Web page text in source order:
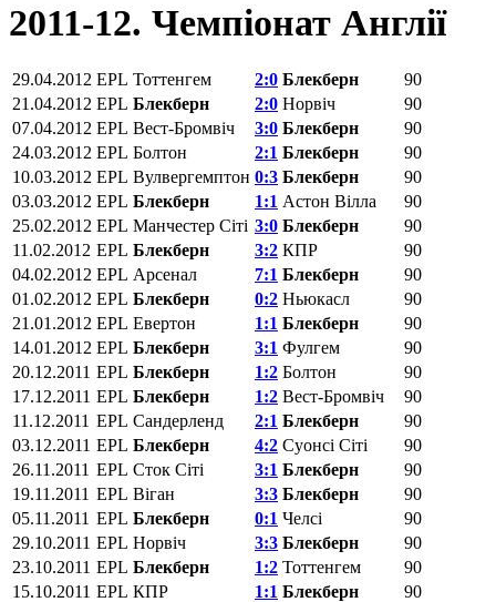
2011-12. Чемпіонат Англії
29.04.2012 EPL Тоттенгем 2:0 Блекберн
90
21.04.2012 EPL Блекберн 2:0 Норвіч
90
07.04.2012 EPL Вест-Бромвіч 3:0 Блекберн
90
24.03.2012 EPL Болтон 2:1 Блекберн
90
10.03.2012 EPL Вулвергемптон 0:3 Блекберн
90
03.03.2012 EPL Блекберн 1:1 Астон Вілла
90
25.02.2012 EPL Манчестер Сіті 3:0 Блекберн
90
11.02.2012 EPL Блекберн 3:2 КПР
90
04.02.2012 EPL Арсенал 7:1 Блекберн
90
01.02.2012 EPL Блекберн 0:2 Ньюкасл
90
21.01.2012 EPL Евертон 1:1 Блекберн
90
14.01.2012 EPL Блекберн 3:1 Фулгем
90
20.12.2011 EPL Блекберн 1:2 Болтон
90
17.12.2011 EPL Блекберн 1:2 Вест-Бромвіч
90
11.12.2011 EPL Сандерленд 2:1 Блекберн
90
03.12.2011 EPL Блекберн 4:2 Суонсі Сіті
90
26.11.2011 EPL Сток Сіті 3:1 Блекберн
90
19.11.2011 EPL Віган 3:3 Блекберн
90
05.11.2011 EPL Блекберн 0:1 Челсі
90
29.10.2011 EPL Норвіч 3:3 Блекберн
90
23.10.2011 EPL Блекберн 1:2 Тоттенгем
90
15.10.2011 EPL КПР 1:1 Блекберн
90